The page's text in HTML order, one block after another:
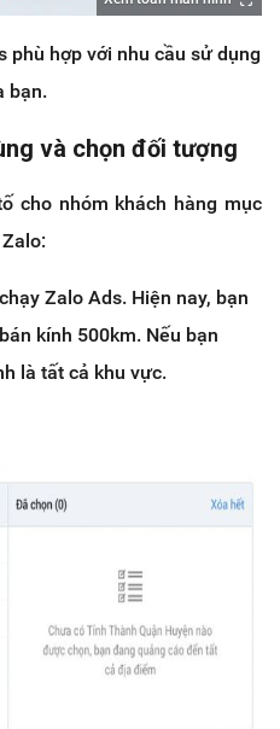
phù hợp với nhu cầu sử dụng
bạn.
và chọn đối tượng
cho nhóm khách hàng mục
Zalo Ads. Hiện nay, bạn
kính 500km. Nếu bạn
là tất cả khu vực.